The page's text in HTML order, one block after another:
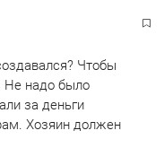
Чтобы
Не надо было
за деньги
Хозяин должен